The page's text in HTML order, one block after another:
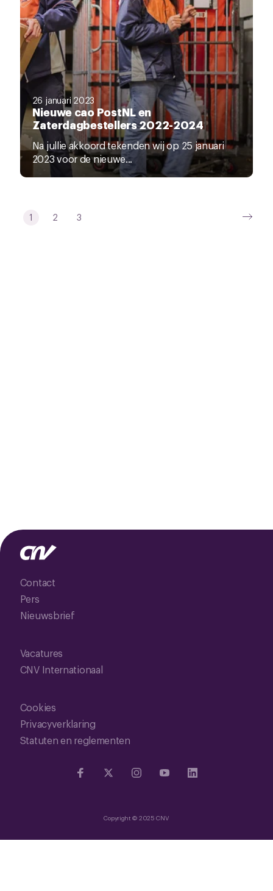
26 januari 2023
Nieuwe cao PostNL en
Zaterdagbestellers 2022-2024
Na jullie akkoord tekenden wij op 25 januari
2023 voor de nieuwe...
1 2 3
Contact
Pers
Nieuwsbrief
Vacatures
CNV Internationaal
Cookies
Privacyverklaring
Statuten en reglementen
Copyright © 2025 CNV